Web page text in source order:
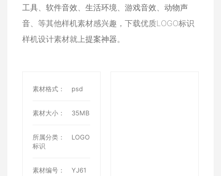
工具
软件音效 生活环境 游戏音效
动物声
音 、等其他样机素材感兴趣，下载优质LOGO标识
样机设计素材就上提案神器。
素材格式： psd
素材大小： 35MB
所属分类：
LOGO
标识
素材编号： YJ61